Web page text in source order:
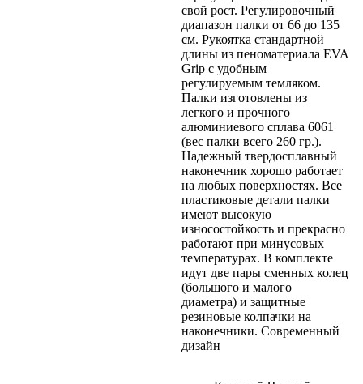
свой рост. Регулировочный
диапазон палки от 66 до 135
см. Рукоятка стандартной
длины из пеноматериала EVA
Grip с удобным
регулируемым темляком.
Палки изготовлены из
легкого и прочного
алюминиевого сплава 6061
(вес палки всего 260 гр.).
Надежный твердосплавный
наконечник хорошо работает
на любых поверхностях. Все
пластиковые детали палки
имеют высокую
износостойкость и прекрасно
работают при минусовых
температурах. В комплекте
идут две пары сменных колец
(большого и малого
диаметра) и защитные
резиновые колпачки на
наконечники. Современный
дизайн